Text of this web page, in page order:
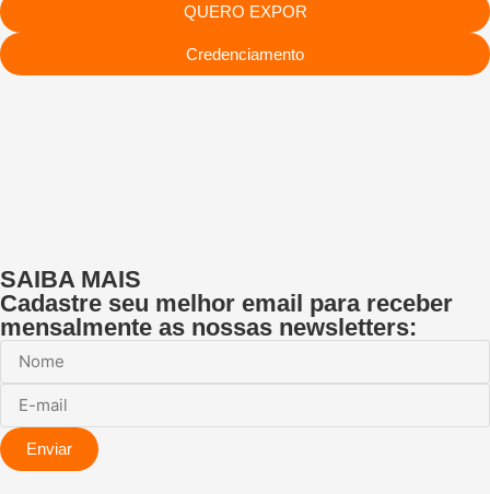
QUERO EXPOR
Credenciamento
SAIBA MAIS
Cadastre seu melhor email para receber
mensalmente as nossas newsletters:
Enviar